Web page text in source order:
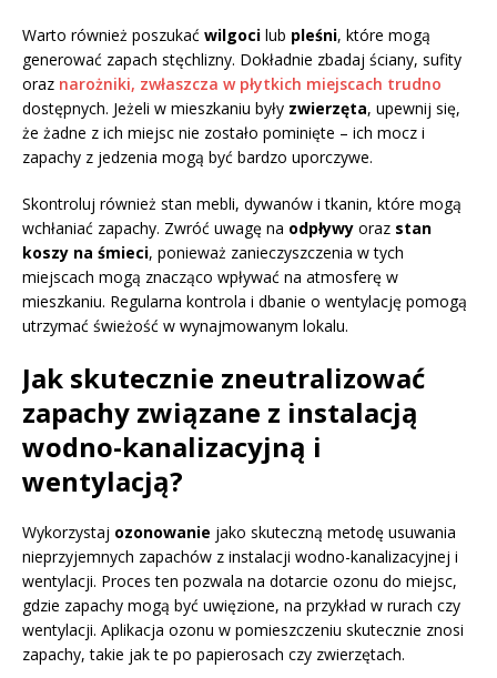
Warto również poszukać wilgoci lub pleśni, które mogą
generować zapach stęchlizny. Dokładnie zbadaj ściany, sufity
oraz narożniki, zwłaszcza w płytkich miejscach trudno
dostępnych. Jeżeli w mieszkaniu były zwierzęta, upewnij się,
że żadne z ich miejsc nie zostało pominięte – ich mocz i
zapachy z jedzenia mogą być bardzo uporczywe.
Skontroluj również stan mebli, dywanów i tkanin, które mogą
wchłaniać zapachy. Zwróć uwagę na odpływy oraz stan
koszy na śmieci, ponieważ zanieczyszczenia w tych
miejscach mogą znacząco wpływać na atmosferę w
mieszkaniu. Regularna kontrola i dbanie o wentylację pomogą
utrzymać świeżość w wynajmowanym lokalu.
Jak skutecznie zneutralizować
zapachy związane z instalacją
wodno-kanalizacyjną i
wentylacją?
Wykorzystaj ozonowanie jako skuteczną metodę usuwania
nieprzyjemnych zapachów z instalacji wodno-kanalizacyjnej i
wentylacji. Proces ten pozwala na dotarcie ozonu do miejsc,
gdzie zapachy mogą być uwięzione, na przykład w rurach czy
wentylacji. Aplikacja ozonu w pomieszczeniu skutecznie znosi
zapachy, takie jak te po papierosach czy zwierzętach.